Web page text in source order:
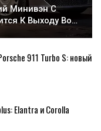
Минивэн С
К Выходу Во…
911 Turbo S: новый
Elantra и Corolla